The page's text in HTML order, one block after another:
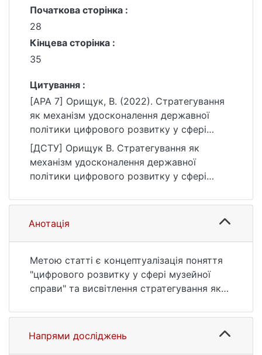
Початкова сторінка :
28
Кінцева сторінка :
35
Цитування :
[APA 7] Орищук, В. (2022). Стратегування
як механізм удосконалення державної
політики цифрового розвитку у сфері
музейної справи. Вісник Київського
національного університету імені Тараса
Шевченка. Державне управління, (2(16)),
28–35. https://doi.org/10.17721/2616-
9193.2022/16-5/7
[ДСТУ] Орищук В. Стратегування як
механізм удосконалення державної
політики цифрового розвитку у сфері
національного університету імені Тараса
Шевченка. Державне управління. 2022. №
2(16). С. 28—35. DOI: 10.17721/2616-
25.07.2026).
Анотація
Метою статті є концептуалізація поняття
"цифрового розвитку у сфері музейної
справи" та висвітлення стратегування як
політики цифрового розвитку у сфері
музейної справи. У статті досліджено
принципи цифрового розвитку у сфері
Напрями досліджень